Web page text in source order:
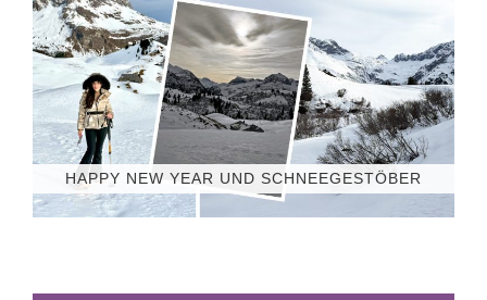
HAPPY NEW YEAR UND SCHNEEGESTÖBER